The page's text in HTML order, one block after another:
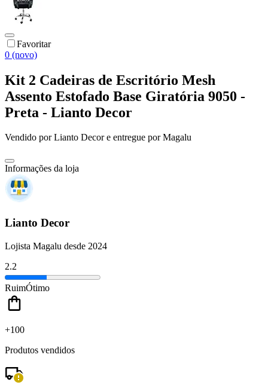
Favoritar
0 (novo)
Kit 2 Cadeiras de Escritório Mesh
Assento Estofado Base Giratória 9050 -
Preta - Lianto Decor
Vendido porLianto Decore entregue por Magalu
Informações da loja
Lianto Decor
Lojista Magalu desde 2024
2.2
RuimÓtimo
+100
Produtos vendidos